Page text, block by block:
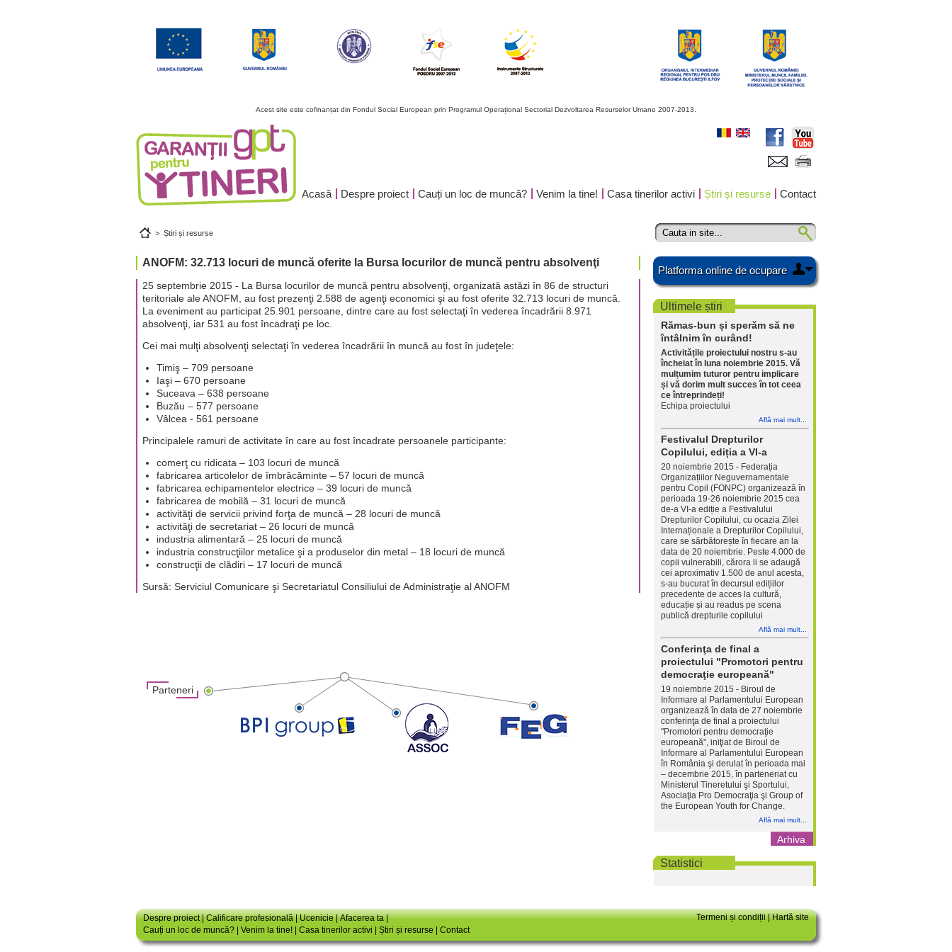
Acest site este cofinanțat din Fondul Social European prin Programul Operațional Sectorial Dezvoltarea Resurselor Umane 2007-2013.
Acasă Despre proiect Cauți un loc de muncă? Venim la tine! Casa tinerilor activi Știri și resurse Contact
> Știri și resurse
ANOFM: 32.713 locuri de muncă oferite la Bursa locurilor de muncă pentru absolvenţi
25 septembrie 2015 - La Bursa locurilor de muncă pentru absolvenţi, organizată astăzi în 86 de structuri
teritoriale ale ANOFM, au fost prezenţi 2.588 de agenţi economici şi au fost oferite 32.713 locuri de muncă.
La eveniment au participat 25.901 persoane, dintre care au fost selectaţi în vederea încadrării 8.971
absolvenţi, iar 531 au fost încadraţi pe loc.
Cei mai mulţi absolvenţi selectaţi în vederea încadrării în muncă au fost în judeţele:
Timiş – 709 persoane
Iaşi – 670 persoane
Suceava – 638 persoane
Buzău – 577 persoane
Vâlcea - 561 persoane
Principalele ramuri de activitate în care au fost încadrate persoanele participante:
comerţ cu ridicata – 103 locuri de muncă
fabricarea articolelor de îmbrăcăminte – 57 locuri de muncă
fabricarea echipamentelor electrice – 39 locuri de muncă
fabricarea de mobilă – 31 locuri de muncă
activităţi de servicii privind forţa de muncă – 28 locuri de muncă
activităţi de secretariat – 26 locuri de muncă
industria alimentară – 25 locuri de muncă
industria construcţiilor metalice şi a produselor din metal – 18 locuri de muncă
construcţii de clădiri – 17 locuri de muncă
Sursă: Serviciul Comunicare şi Secretariatul Consiliului de Administraţie al ANOFM
Parteneri
Platforma online de ocupare
Ultimele știri
Rămas-bun și sperăm să ne
întâlnim în curând!
Activitățile proiectului nostru s-au
încheiat în luna noiembrie 2015. Vă
mulțumim tuturor pentru implicare
și vă dorim mult succes în tot ceea
ce întreprindeți!
Echipa proiectului
Află mai mult...
Festivalul Drepturilor
Copilului, ediția a VI-a
20 noiembrie 2015 - Federația
Organizațiilor Neguvernamentale
pentru Copil (FONPC) organizează în
perioada 19-26 noiembrie 2015 cea
de-a VI-a ediție a Festivalului
Drepturilor Copilului, cu ocazia Zilei
Internaționale a Drepturilor Copilului,
care se sărbătorește în fiecare an la
data de 20 noiembrie. Peste 4.000 de
copii vulnerabili, cărora li se adaugă
cei aproximativ 1.500 de anul acesta,
s-au bucurat în decursul edițiilor
precedente de acces la cultură,
educație și au readus pe scena
publică drepturile copilului
Află mai mult...
Conferinţa de final a
proiectului "Promotori pentru
democraţie europeană"
19 noiembrie 2015 - Biroul de
Informare al Parlamentului European
organizează în data de 27 noiembrie
conferinţa de final a proiectului
"Promotori pentru democraţie
europeană", iniţiat de Biroul de
Informare al Parlamentului European
în România şi derulat în perioada mai
– decembrie 2015, în parteneriat cu
Ministerul Tineretului şi Sportului,
Asociaţia Pro Democraţia şi Group of
the European Youth for Change.
Află mai mult...
Arhiva
Statistici
Despre proiect | Calificare profesională | Ucenicie | Afacerea ta |
Cauți un loc de muncă?
Venim la tine! Casa tinerilor activi Știri și resurse Contact
Termeni și condiții|Hartă site